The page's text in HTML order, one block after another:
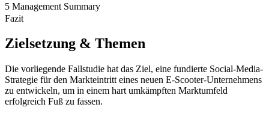
5 Management Summary
Fazit
Zielsetzung & Themen
Die vorliegende Fallstudie hat das Ziel, eine fundierte Social-Media-
Strategie für den Markteintritt eines neuen E-Scooter-Unternehmens
zu entwickeln, um in einem hart umkämpften Marktumfeld
erfolgreich Fuß zu fassen.